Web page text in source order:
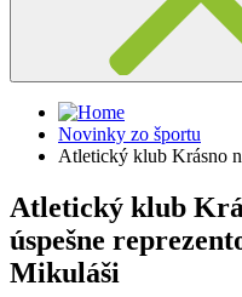
Novinky zo športu
Atletický klub Krásno
Atletický klub
úspešne
Mikuláši